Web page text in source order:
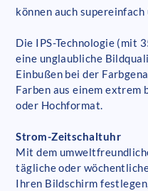
können auch
Die IPS-Technologie (mit
eine unglaubliche
Einbußen bei der
Farben aus einem
oder Hochformat.
Strom-Zeitschaltuhr
Mit dem
tägliche oder
Ihren Bildschirm